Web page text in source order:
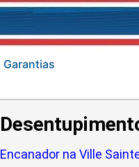
Garantias
Encanador na Ville